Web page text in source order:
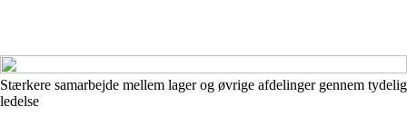
Stærkere samarbejde mellem lager og øvrige afdelinger gennem tydelig
ledelse